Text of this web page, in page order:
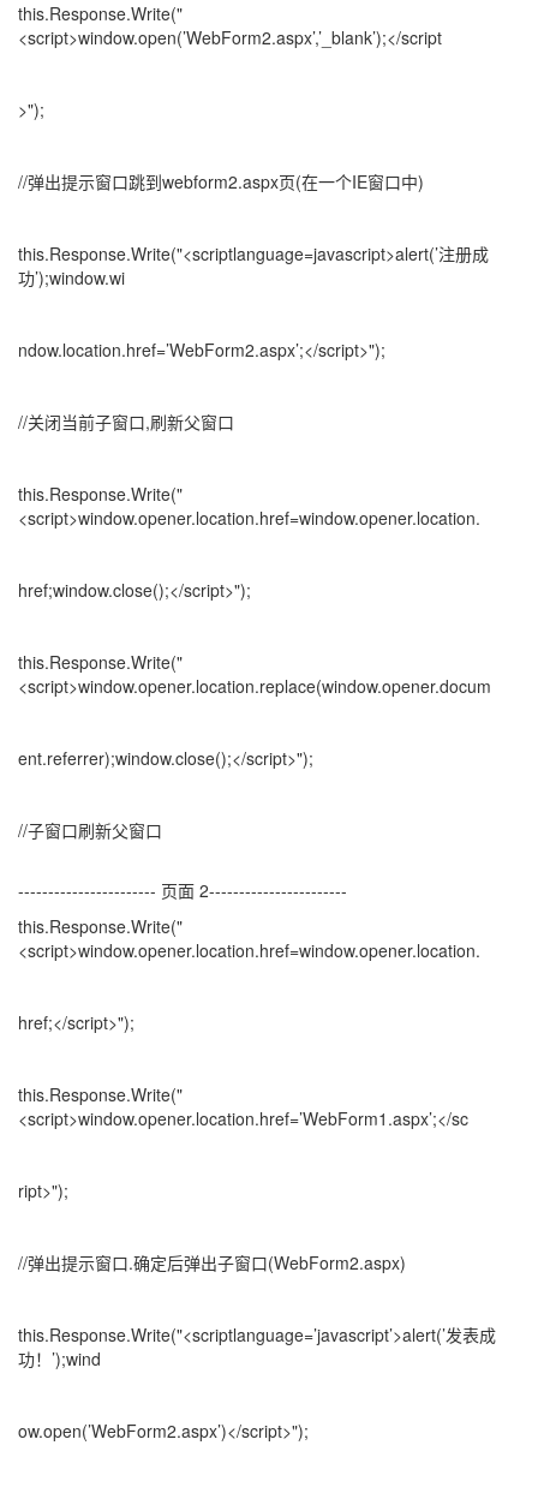
this.Response.Write("
<script>window.open(’WebForm2.aspx’,’_blank’);</script
>");
//弹出提示窗口跳到webform2.aspx页(在一个IE窗口中)
this.Response.Write("<scriptlanguage=javascript>alert(’注册成
功’);window.wi
ndow.location.href=’WebForm2.aspx’;</script>");
//关闭当前子窗口,刷新父窗口
this.Response.Write("
<script>window.opener.location.href=window.opener.location.
href;window.close();</script>");
this.Response.Write("
<script>window.opener.location.replace(window.opener.docum
ent.referrer);window.close();</script>");
//子窗口刷新父窗口
----------------------- 页面 2-----------------------
this.Response.Write("
<script>window.opener.location.href=window.opener.location.
href;</script>");
this.Response.Write("
<script>window.opener.location.href=’WebForm1.aspx’;</sc
ript>");
//弹出提示窗口.确定后弹出子窗口(WebForm2.aspx)
this.Response.Write("<scriptlanguage=’javascript’>alert(’发表成
功！’);wind
ow.open(’WebForm2.aspx’)</script>");